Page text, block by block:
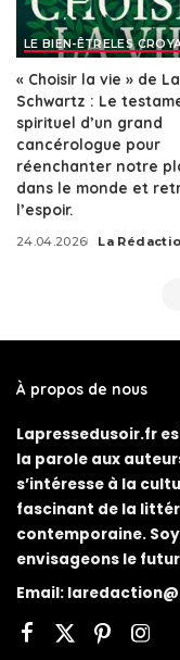
LE BIEN-ÊTRELES
« Choisir la vie » de
Schwartz : Le
spirituel d’un grand
cancérologue pour
réenchanter notre
dans le monde et
l’espoir.
24.04.2026
Posted
La
À propos de nous
Lapressedusoir.fr
la parole aux
s’intéresse à la
fascinant de la
contemporaine.
envisageons le
Email: